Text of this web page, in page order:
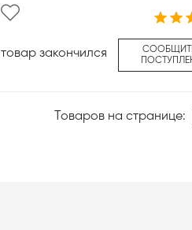
товар закончился
Товаров на странице: